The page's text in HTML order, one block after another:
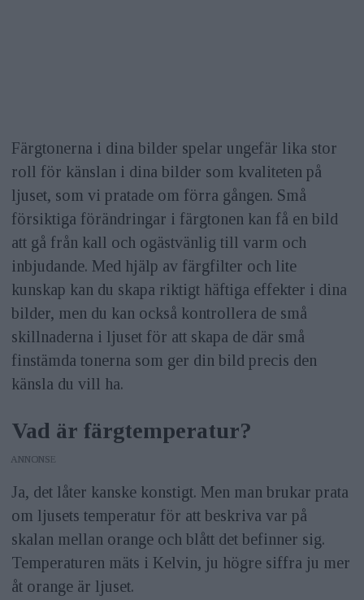
Färgtonerna i dina bilder spelar ungefär lika stor
roll för känslan i dina bilder som kvaliteten på
ljuset, som vi pratade om förra gången. Små
försiktiga förändringar i färgtonen kan få en bild
att gå från kall och ogästvänlig till varm och
inbjudande. Med hjälp av färgfilter och lite
kunskap kan du skapa riktigt häftiga effekter i dina
bilder, men du kan också kontrollera de små
skillnaderna i ljuset för att skapa de där små
finstämda tonerna som ger din bild precis den
känsla du vill ha.
Vad är färgtemperatur?
ANNONS
Ja, det låter kanske konstigt. Men man brukar prata
om ljusets temperatur för att beskriva var på
skalan mellan orange och blått det befinner sig.
Temperaturen mäts i Kelvin, ju högre siffra ju mer
åt orange är ljuset.